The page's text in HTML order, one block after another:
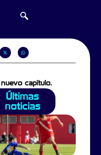
capítulo.
Últimas
noticias